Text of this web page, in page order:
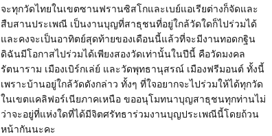
จะทุกวัดไทยในเขตซานฟรานซิสโกและเบย์แอเรียต่างก็จัดและ
สืบสานประเพณี เป็นงานบุญที่สาธุชนที่อยู่ใกล้วัดใดก็ไปร่วมได้
และคงจะเป็นอาทิตย์สุดท้ายของเดือนนี้แล้วที่จะมีงานทอดกฐิน
ดิฉันมีโอกาสไปร่วมได้เพียงสองวัดเท่านั้นในปีนี้ คือวัดมงคล
รัตนาราม เมืองเบิร์กเล่ย์ และวัดพุทธานุสรณ์ เมืองฟรีมอนต์ ทั้งนี้
เพราะบ้านอยู่ใกล้วัดดังกล่าว ทั้งๆ ที่ใจอยากจะไปร่วมให้ได้ทุกวัด
ในเขตแคลิฟอร์เนียภาคเหนือ ขออนุโมทนาบุญสาธุชนทุกท่านไม่
ว่าจะอยู่ที่แห่งใดที่ได้มีจิตศรัทธาร่วมงานบุญประเพณีนี้โดยถ้วน
หน้ากันนะคะ